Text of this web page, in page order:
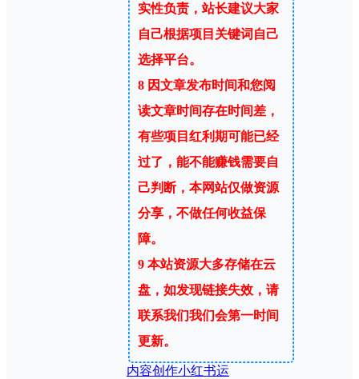
实性负责，站长建议大家
自己根据项目关键词自己
选择平台。
8因文章发布时间和您阅
读文章时间存在时间差，
有些项目红利期可能已经
过了，能不能赚钱需要自
己判断，本网站仅做资源
分享，不做任何收益保
障。
9本站资源大多存储在云
盘，如发现链接失效，请
联系我们我们会第一时间
更新。
内容创作小红书运